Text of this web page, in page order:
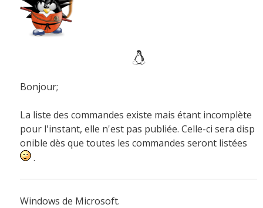
Bonjour;
La liste des commandes existe mais étant incomplète
pour l'instant, elle n'est pas publiée. Celle-ci sera disp
onible dès que toutes les commandes seront listées
.
Windows de Microsoft.